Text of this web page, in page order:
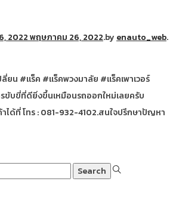
2022พฤษภาคม 26, 2022.by enauto_web.
ลี่ยน #แร็ค #แร็คพวงมาลัย #แร็คเพาเวอร์
ขับขี่ที่ดียิ่งขึ้นเหมือนรถออกใหม่เลยครับ
ด้ที่ โทร : 081-932-4102.สนใจปรึกษาปัญหา